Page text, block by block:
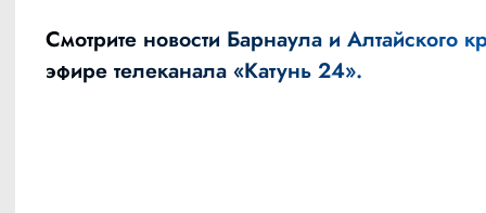
Смотрите новости Барнаула и Алтайского
эфире телеканала «Катунь 24».